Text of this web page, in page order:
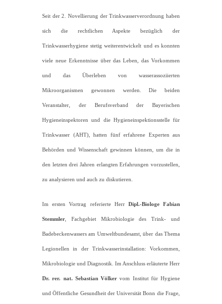
Seit der 2. Novellierung der Trinkwasserverordnung haben
sich die rechtlichen Aspekte bezüglich der
Trinkwasserhygiene stetig weiterentwickelt und es konnten
viele neue Erkenntnisse über das Leben, das Vorkommen
und das Überleben von wasserassoziierten
Mikroorganismen gewonnen werden. Die beiden
Veranstalter, der Berufsverband der Bayerischen
Hygieneinspektoren und die Hygieneinspektionsstelle für
Trinkwasser (AHT), hatten fünf erfahrene Experten aus
Behörden und Wissenschaft gewinnen können, um die in
den letzten drei Jahren erlangten Erfahrungen vorzustellen,
zu analysieren und auch zu diskutieren.
Im ersten Vortrag referierte HerrDipl.-Biologe Fabian
Stemmler , Fachgebiet Mikrobiologie des Trink- und
Badebeckenwassers am Umweltbundesamt, über das Thema
Legionellen in der Trinkwasserinstallation: Vorkommen,
Mikrobiologie und Diagnostik. Im Anschluss erläuterte Herr
Dr. rer. nat. Sebastian Völker vom Institut für Hygiene
und Öffentliche Gesundheit der Universität Bonn die Frage,